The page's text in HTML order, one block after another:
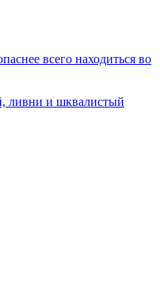
всего находиться во
ливни и шквалистый